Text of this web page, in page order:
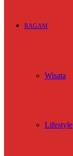
RAGAM
Wisata
Lifestyle